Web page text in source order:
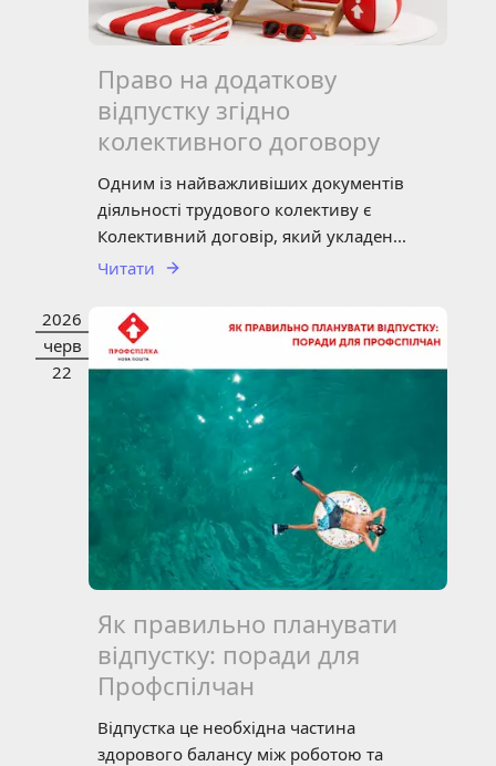
Право на додаткову
відпустку згідно
колективного договору
Одним із найважливіших документів
діяльності трудового колективу є
Колективний договір, який укладен...
Читати
2026
черв
22
НОВИНИ СТАТТЯ
Як правильно планувати
відпустку: поради для
Профспілчан
Відпустка це необхідна частина
здорового балансу між роботою та